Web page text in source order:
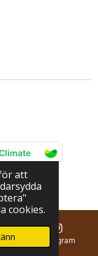
att
cookies.
Instagram